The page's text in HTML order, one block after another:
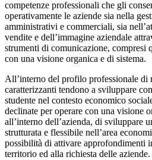
competenze professionali che gli
operativamente le aziende sia nella
amministrativi e commerciali, sia
vendite e dell’immagine aziendale
strumenti di comunicazione, compresi
con una visione organica e di sistema.
All’interno del profilo professionale di
caratterizzanti tendono a sviluppare
studente nel contesto economico
declinate per operare con una visione
all’interno dell’azienda, di sviluppare
strutturata e flessibile nell’area
possibilità di attivare approfondimenti
territorio ed alla richiesta delle aziende.